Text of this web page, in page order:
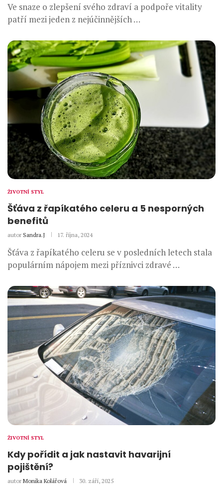
Ve snaze o zlepšení svého zdraví a podpoře vitality
patří mezi jeden z nejúčinnějších …
ŽIVOTNÍ STYL
Šťáva z řapíkatého celeru a 5 nesporných
benefitů
autor Sandra.J 17. října, 2024
Šťáva z řapíkatého celeru se v posledních letech stala
populárním nápojem mezi příznivci zdravé …
ŽIVOTNÍ STYL
Kdy pořídit a jak nastavit havarijní
pojištění?
autor Monika Kolářová 30. září, 2025